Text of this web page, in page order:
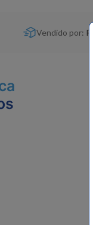
Vendido por: